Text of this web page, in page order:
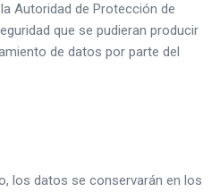
Autoridad de Protección de
que se pudieran producir
de datos por parte del
los datos se conservarán en los